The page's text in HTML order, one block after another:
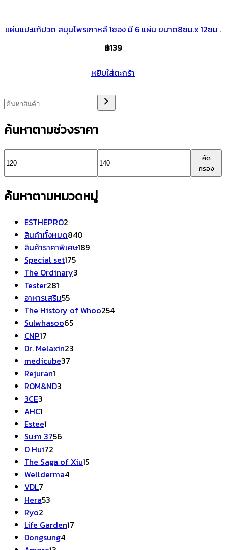
แผ่นแปะแก้ปวด สมุนไพรเกาหลี 1ซอง มี 6 แผ่น ขนาด8ซม.x 12ซม .
฿139
หยิบใส่ตะกร้า
ค้นหาตามช่วงราคา
ราคา
ต่ำ
สุด
ราคา
สูงสุด
คัด
กรอง
ค้นหาตามหมวดหมู่
ESTHEPRO2
สินค้า
สินค้าทั้งหมด840
สินค้า
สินค้าราคาพิเศษ189189
Special set175175
สินค้า
The Ordinary3
Tester281
สินค้า
อาหารเสริม5555
สินค้า
The History of Whoo254254
Sulwhasoo6565
CNP17
สินค้า
Dr. Melaxin23
medicube37
Rejuran1
สินค้า
ROM&ND3
3CE3
AHC1
สินค้า
Estee1
สินค้า
Su:m 3756
O Hui72
สินค้า
The Saga of Xiu1515
Wellderma44
VDL7
สินค้า
Hera53
Ryo2
สินค้า
Life Garden17
Dongsung44